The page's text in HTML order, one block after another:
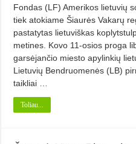
Fondas (LF) Amerikos lietuvių
tiek atokiame Šiaurės Vakarų
pastatytas lietuviškas
metines. Kovo 11-osios proga
garsėjančio miesto apylinkių
Lietuvių Bendruomenės (LB)
taikliai …
Toliau...